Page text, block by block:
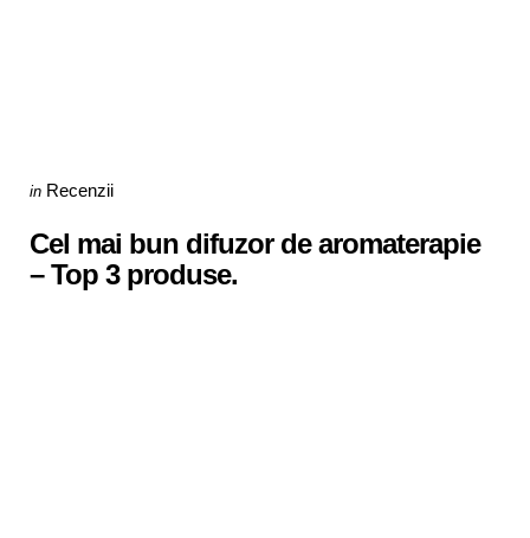
Categories
Posted
in Recenzii
Cel mai bun difuzor de aromaterapie
– Top 3 produse.